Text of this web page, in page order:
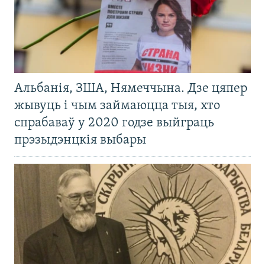
Альбанія, ЗША, Нямеччына. Дзе цяпер
жывуць і чым займаюцца тыя, хто
спрабаваў у 2020 годзе выйграць
прэзыдэнцкія выбары